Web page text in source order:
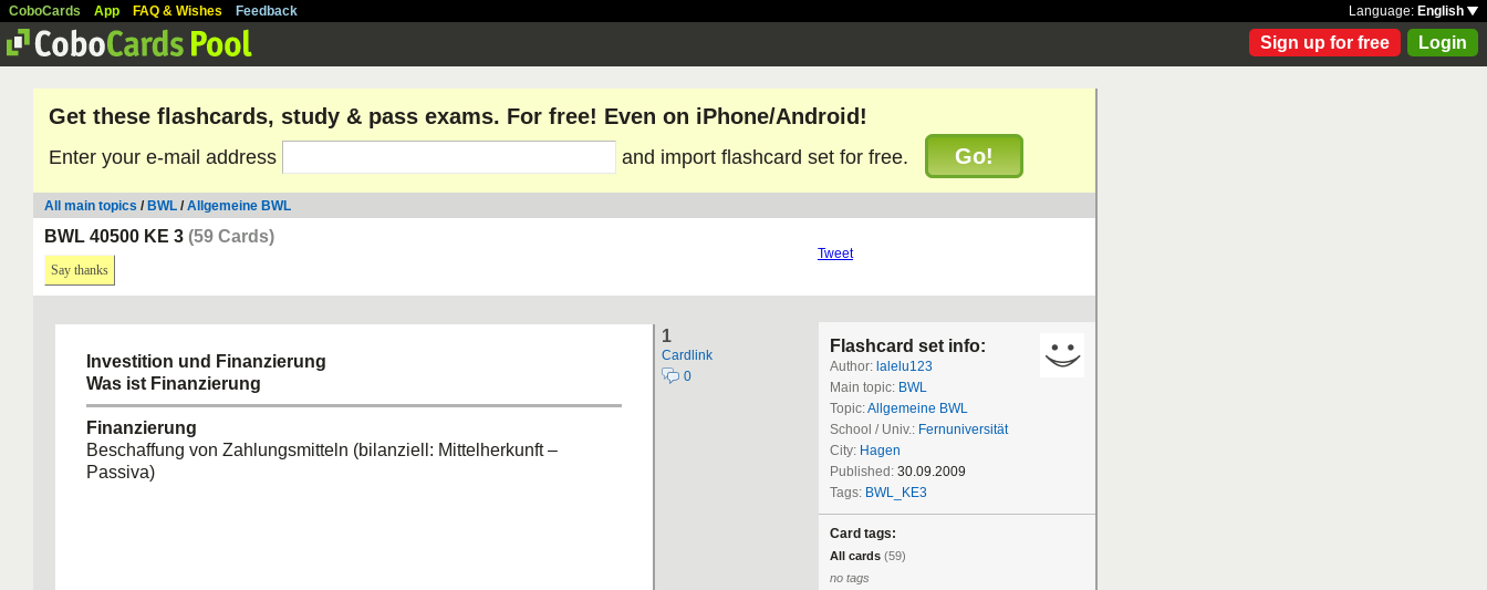
CoboCards App FAQ & Wishes Feedback Language: English
Sign up for free Login
Get these flashcards, study & pass exams. For free! Even on iPhone/Android!
Enter your e-mail address and import flashcard set for free. Go!
All main topics / BWL /Allgemeine BWL
BWL 40500 KE 3 (59 Cards)
Say thanks
Tweet
1
Cardlink
0
Investition und Finanzierung
Was ist Finanzierung
Finanzierung
Beschaffung von Zahlungsmitteln (bilanziell: Mittelherkunft –
Passiva)
Flashcard set info:
Author: lalelu123
Main topic: BWL
Topic:Allgemeine BWL
School / Univ.: Fernuniversität
City: Hagen
Published: 30.09.2009
Tags: BWL_KE3
Card tags:
All cards (59)
no tags